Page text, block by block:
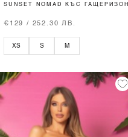
SUNSET NOMAD КЪС ГАЩЕРИЗОН
€129 / 252.30 ЛВ.
XS S M